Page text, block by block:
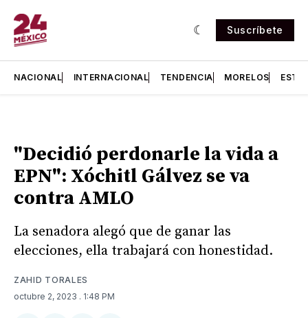
Suscríbete
NACIONAL INTERNACIONAL TENDENCIA MORELOS
"Decidió perdonarle la vida a
EPN": Xóchitl Gálvez se va
contra AMLO
La senadora alegó que de ganar las
elecciones, ella trabajará con honestidad.
ZAHID TORALES
octubre 2, 2023 . 1:48 PM